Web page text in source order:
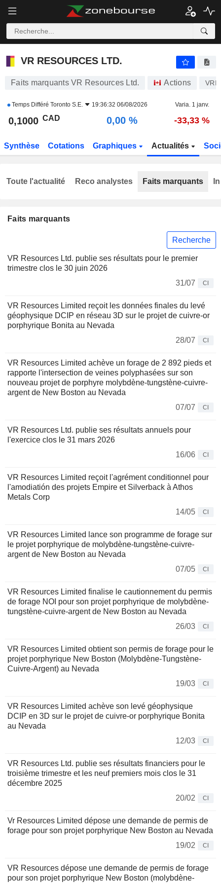
VR RESOURCES LTD.
VR RESOURCES LTD.
Faits marquants VR Resources Ltd. Actions VRR
Temps Différé Toronto S.E. 19:36:32 06/08/2026 Varia. 1 janv.
0,1000 CAD 0,00 % -33,33 %
Synthèse Cotations Graphiques Actualités
Faits marquants
Recherche
VR Resources Ltd. publie ses résultats pour le premier
trimestre clos le 30 juin 2026
31/07
CI
VR Resources Limited reçoit les données finales du levé
géophysique DCIP en réseau 3D sur le projet de cuivre-or
porphyrique Bonita au Nevada
28/07
CI
VR Resources Limited achève un forage de 2 892 pieds et
rapporte l'intersection de veines polyphasées sur son
nouveau projet de porphyre molybdène-tungstène-cuivre-
argent de New Boston au Nevada
07/07
CI
VR Resources Ltd. publie ses résultats annuels pour
l'exercice clos le 31 mars 2026
16/06
CI
VR Resources Limited reçoit l'agrément conditionnel pour
l'amodiatión des projets Empire et Silverback à Athos
Metals Corp
14/05
CI
VR Resources Limited lance son programme de forage sur
le projet porphyrique de molybdène-tungstène-cuivre-
argent de New Boston au Nevada
07/05
CI
VR Resources Limited finalise le cautionnement du permis
de forage NOI pour son projet porphyrique de molybdène-
tungstène-cuivre-argent de New Boston au Nevada
26/03
CI
VR Resources Limited obtient son permis de forage pour le
projet porphyrique New Boston (Molybdène-Tungstène-
Cuivre-Argent) au Nevada
19/03
CI
VR Resources Limited achève son levé géophysique
DCIP en 3D sur le projet de cuivre-or porphyrique Bonita
au Nevada
12/03
CI
VR Resources Ltd. publie ses résultats financiers pour le
troisième trimestre et les neuf premiers mois clos le 31
décembre 2025
20/02
CI
Vr Resources Limited dépose une demande de permis de
forage pour son projet porphyrique New Boston au Nevada
19/02
CI
VR Resources dépose une demande de permis de forage
pour son projet porphyrique New Boston (molybdène-
Toute l'actualité Reco analystes Faits marquants